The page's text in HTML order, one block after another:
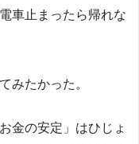
車止まったら帰れな
みたかった。
金の安定」はひじょ